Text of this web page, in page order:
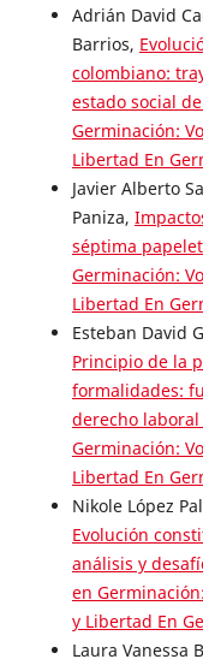
Adrián David
Barrios,
colombiano:
estado social
Germinación:
Libertad En
Javier Alberto
Paniza,
séptima
Germinación:
Libertad En
Esteban David
Principio de la
formalidades:
derecho laboral
Germinación:
Libertad En
Nikole López
Evolución
análisis y
en
y Libertad En
Laura Vanessa